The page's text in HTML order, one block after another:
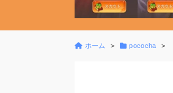
ホーム pococha